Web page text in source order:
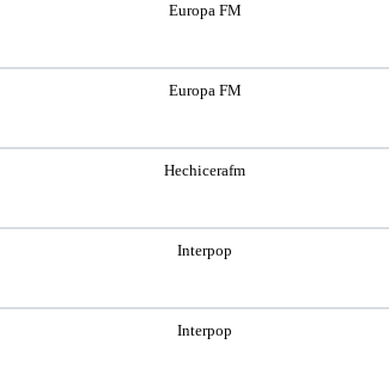
Europa FM
Europa FM
Hechicerafm
Interpop
Interpop